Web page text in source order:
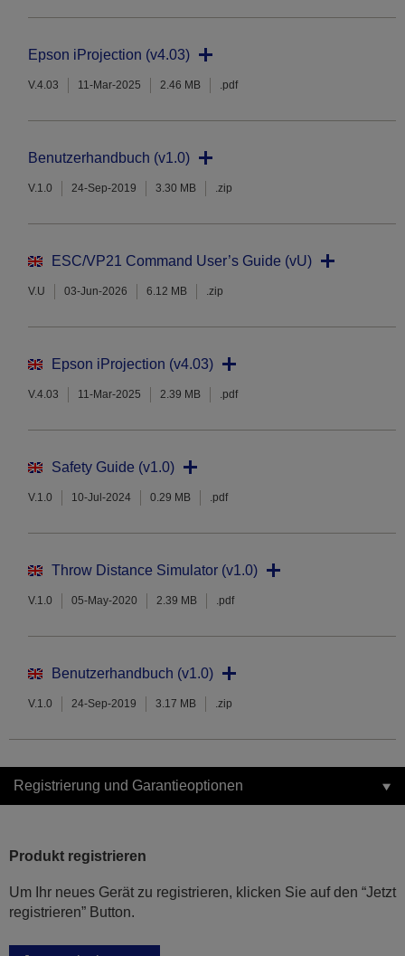
Epson iProjection (v4.03)
V.4.03 11-Mar-2025 2.46 MB .pdf
Benutzerhandbuch (v1.0)
V.1.0 24-Sep-2019 3.30 MB .zip
ESC/VP21 Command User’s Guide (vU)
V.U 03-Jun-2026 6.12 MB .zip
Epson iProjection (v4.03)
V.4.03 11-Mar-2025 2.39 MB .pdf
Safety Guide (v1.0)
V.1.0 10-Jul-2024 0.29 MB .pdf
Throw Distance Simulator (v1.0)
V.1.0 05-May-2020 2.39 MB .pdf
Benutzerhandbuch (v1.0)
V.1.0 24-Sep-2019 3.17 MB .zip
Registrierung und Garantieoptionen
Produkt registrieren
Um Ihr neues Gerät zu registrieren, klicken Sie auf den “Jetzt
registrieren” Button.